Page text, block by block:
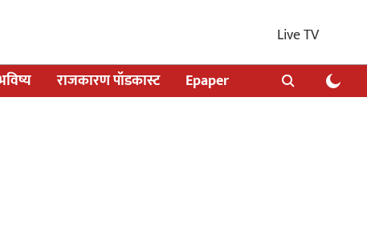
Live TV
राजकारण पॉडकास्ट Epaper